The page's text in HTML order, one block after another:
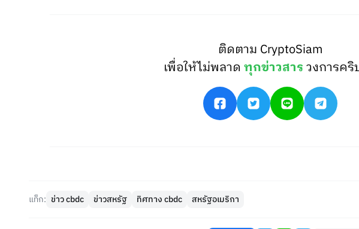
ติดตาม CryptoSiam
เพื่อให้ไม่พลาดทุกข่าวสารวงการคริ
แท็ก: ข่าว cbdc ข่าวสหรัฐ ทิศทาง cbdc สหรัฐอเมริกา